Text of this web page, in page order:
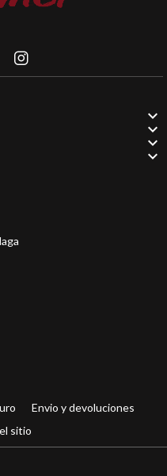




Envio y devoluciones
sitio